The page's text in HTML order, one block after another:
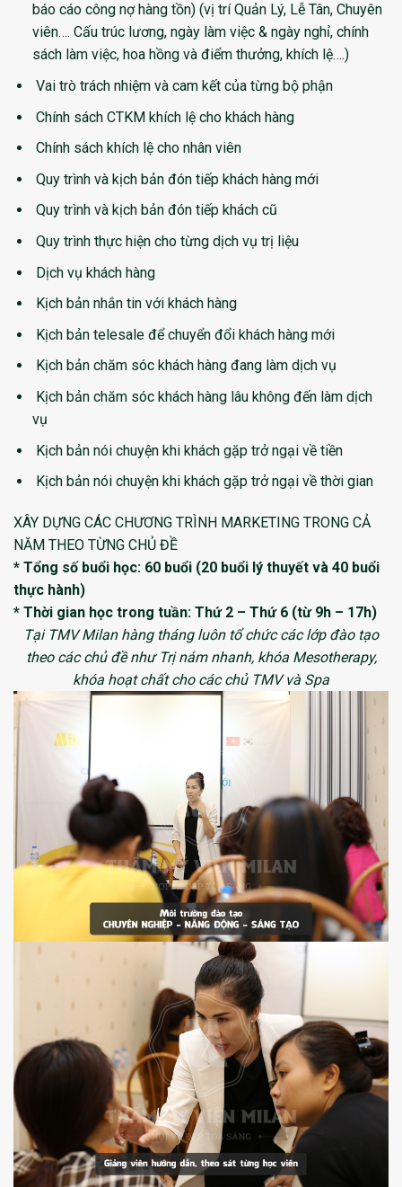
báo cáo công nợ hàng tồn) (vị trí Quản Lý, Lễ Tân, Chuyên
viên…. Cấu trúc lương, ngày làm việc & ngày nghỉ, chính
sách làm việc, hoa hồng và điểm thưởng, khích lệ….)
Vai trò trách nhiệm và cam kết của từng bộ phận
Chính sách CTKM khích lệ cho khách hàng
Chính sách khích lệ cho nhân viên
Quy trình và kịch bản đón tiếp khách hàng mới
Quy trình và kịch bản đón tiếp khách cũ
Quy trình thực hiện cho từng dịch vụ trị liệu
Dịch vụ khách hàng
Kịch bản nhắn tin với khách hàng
Kịch bản telesale để chuyển đổi khách hàng mới
Kịch bản chăm sóc khách hàng đang làm dịch vụ
Kịch bản chăm sóc khách hàng lâu không đến làm dịch
vụ
Kịch bản nói chuyện khi khách gặp trở ngại về tiền
Kịch bản nói chuyện khi khách gặp trở ngại về thời gian
XÂY DỰNG CÁC CHƯƠNG TRÌNH MARKETING TRONG CẢ
NĂM THEO TỪNG CHỦ ĐỀ
* Tổng số buổi học: 60 buổi (20 buổi lý thuyết và 40 buổi
thực hành)
* Thời gian học trong tuần: Thứ 2 – Thứ 6 (từ 9h – 17h)
Tại TMV Milan hàng tháng luôn tổ chức các lớp đào tạo
theo các chủ đề như Trị nám nhanh, khóa Mesotherapy,
khóa hoạt chất cho các chủ TMV và Spa